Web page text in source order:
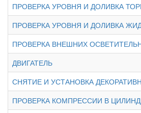
ПРОВЕРКА УРОВНЯ И ДОЛИВКА
ПРОВЕРКА УРОВНЯ И ДОЛИВКА
ПРОВЕРКА ВНЕШНИХ
ДВИГАТЕЛЬ
СНЯТИЕ И УСТАНОВКА
ПРОВЕРКА КОМПРЕССИИ В